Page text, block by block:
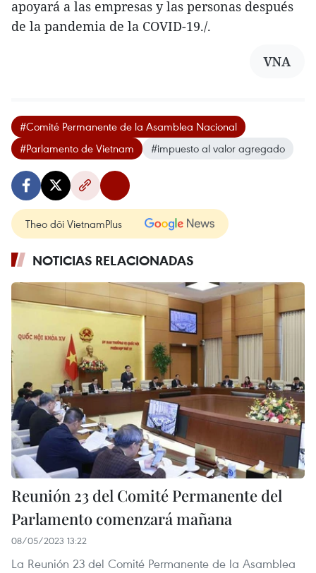
apoyará a las empresas y las personas después
de la pandemia de la COVID-19./.
VNA
#Comité Permanente de la Asamblea Nacional
#Parlamento de Vietnam
#impuesto al valor agregado
Theo dõi VietnamPlus
NOTICIAS RELACIONADAS
Reunión 23 del Comité Permanente del
Parlamento comenzará mañana
08/05/2023 13:22
La Reunión 23 del Comité Permanente de la Asamblea